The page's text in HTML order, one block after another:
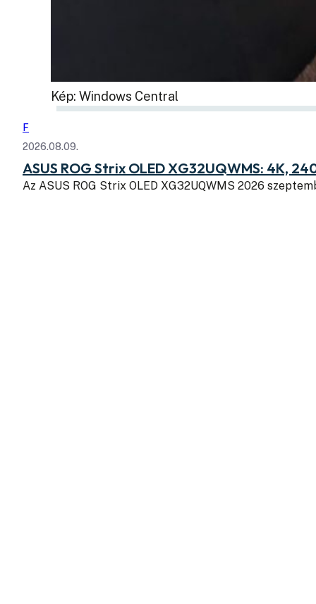
Kép: Windows Central
F
2026.08.09.
ASUS ROG Strix OLED XG32UQWMS: 4K,
Az ASUS ROG Strix OLED XG32UQWMS 2026